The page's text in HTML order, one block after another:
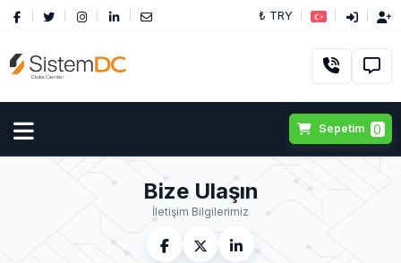
₺ TRY
Sepetim 0
Bize Ulaşın
İletişim Bilgilerimiz